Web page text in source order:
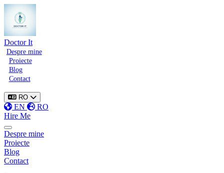
Doctor It
Despre mine
Proiecte
Blog
Contact
RO
EN
RO
Hire Me
Toggle menu
Despre mine
Proiecte
Blog
Contact